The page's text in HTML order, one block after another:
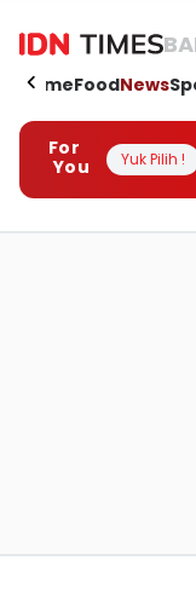
HomeFoodNews
For
You
Yuk Pilih !